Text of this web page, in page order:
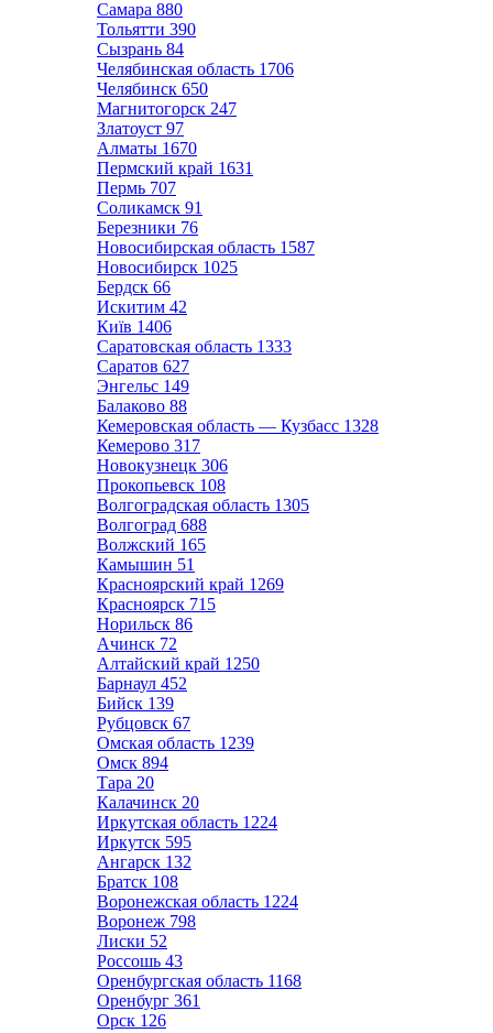
Самара 880
Тольятти 390
Сызрань 84
Челябинская область 1706
Челябинск 650
Магнитогорск 247
Златоуст 97
Алматы 1670
Пермский край 1631
Пермь 707
Соликамск 91
Березники 76
Новосибирская область 1587
Новосибирск 1025
Бердск 66
Искитим 42
Київ 1406
Саратовская область 1333
Саратов 627
Энгельс 149
Балаково 88
Кемеровская область — Кузбасс 1328
Кемерово 317
Новокузнецк 306
Прокопьевск 108
Волгоградская область 1305
Волгоград 688
Волжский 165
Камышин 51
Красноярский край 1269
Красноярск 715
Норильск 86
Ачинск 72
Алтайский край 1250
Барнаул 452
Бийск 139
Рубцовск 67
Омская область 1239
Омск 894
Тара 20
Калачинск 20
Иркутская область 1224
Иркутск 595
Ангарск 132
Братск 108
Воронежская область 1224
Воронеж 798
Лиски 52
Россошь 43
Оренбургская область 1168
Оренбург 361
Орск 126